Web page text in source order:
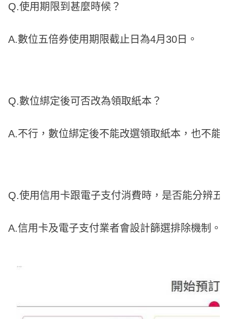
Q.使用期限到甚麼時候？
A.數位五倍券使用期限截止日為4月30日。
Q.數位綁定後可否改為領取紙本？
A.不行，數位綁定後不能改選領取紙本，也不能
Q.使用信用卡跟電子支付消費時，是否能分辨五
A.信用卡及電子支付業者會設計篩選排除機制。